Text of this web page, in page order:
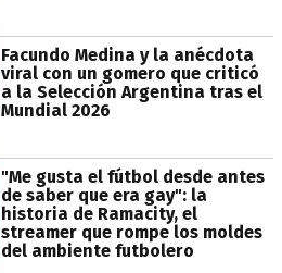
Facundo Medina y la anécdota
viral con un gomero que criticó
a la Selección Argentina tras el
Mundial 2026
"Me gusta el fútbol desde antes
de saber que era gay": la
historia de Ramacity, el
streamer que rompe los moldes
del ambiente futbolero